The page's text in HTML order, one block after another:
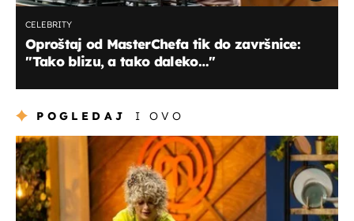
CELEBRITY
Oproštaj od MasterChefa tik do završnice:
''Tako blizu, a tako daleko…''
POGLEDAJ I OVO